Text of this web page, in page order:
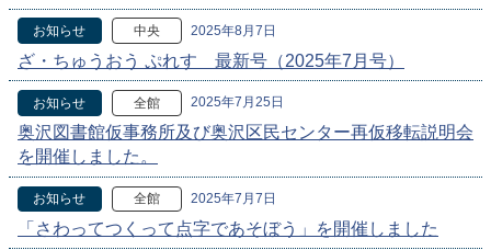
お知らせ 中央 2025年8月7日
ざ・ちゅうおう ぷれす 最新号（2025年7月号）
お知らせ 全館 2025年7月25日
奥沢図書館仮事務所及び奥沢区民センター再仮移転説明会
を開催しました。
お知らせ 全館 2025年7月7日
「さわってつくって点字であそぼう」を開催しました